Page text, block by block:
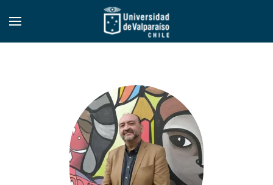
Skip to main content